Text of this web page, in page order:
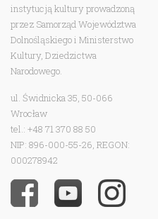
instytucją kultury prowadzoną
przez Samorząd Województwa
Dolnośląskiego i Ministerstwo
Kultury, Dziedzictwa
Narodowego.
ul. Świdnicka 35, 50-066
Wrocław
tel.: +48 71 370 88 50
NIP: 896-000-55-26, REGON:
000278942